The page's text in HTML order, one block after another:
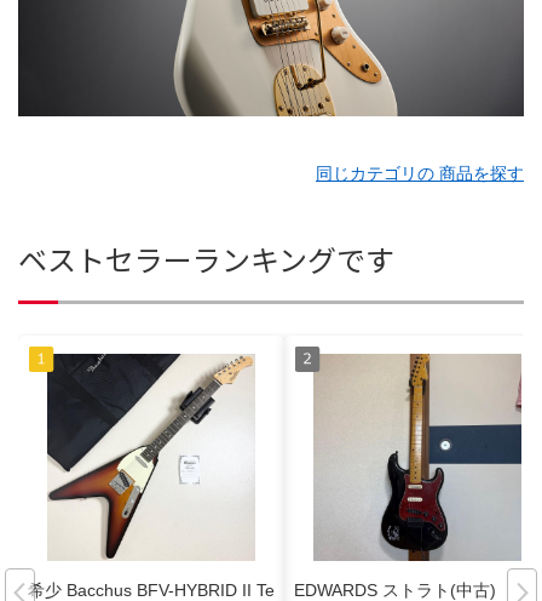
同じカテゴリの 商品を探す
ベストセラーランキングです
希少 Bacchus BFV-HYBRID II Te EDWARDS ストラト(中古)